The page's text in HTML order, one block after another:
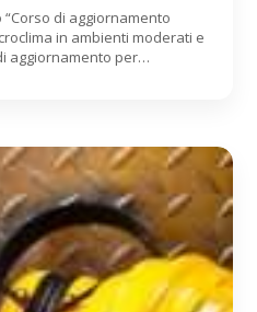
di aggiornamento
in ambienti moderati e
aggiornamento per